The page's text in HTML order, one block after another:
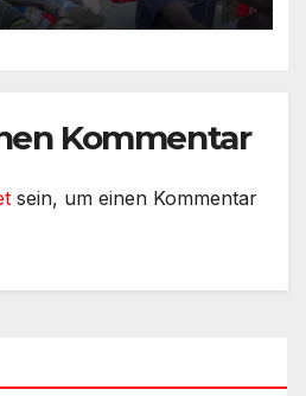
Kommentar
sein, um einen Kommentar